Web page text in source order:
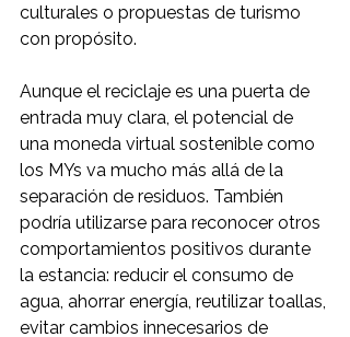
culturales o propuestas de turismo
con propósito.
Aunque el reciclaje es una puerta de
entrada muy clara, el potencial de
una moneda virtual sostenible como
los MYs va mucho más allá de la
separación de residuos. También
podría utilizarse para reconocer otros
comportamientos positivos durante
la estancia: reducir el consumo de
agua, ahorrar energía, reutilizar toallas,
evitar cambios innecesarios de